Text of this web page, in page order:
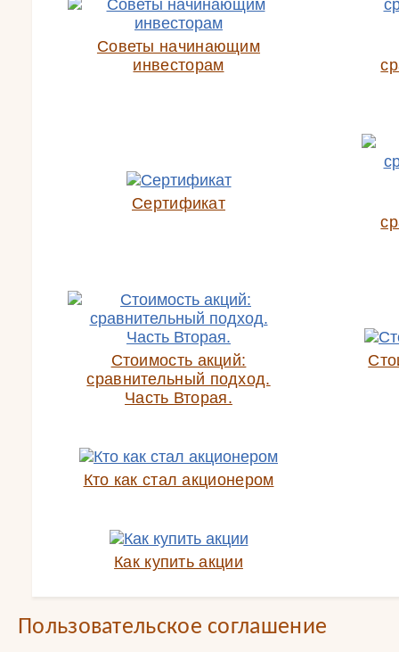
Советы начинающим
инвесторам
Сертификат
Стоимость акций:
сравнительный подход.
Часть Вторая.
Кто как стал акционером
Как купить акции
Пользовательское соглашение